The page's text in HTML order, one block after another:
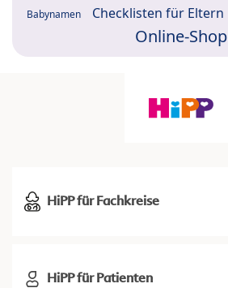
Babynamen Checklisten für Eltern
Online-Shop
HiPP für Fachkreise
HiPP für Patienten